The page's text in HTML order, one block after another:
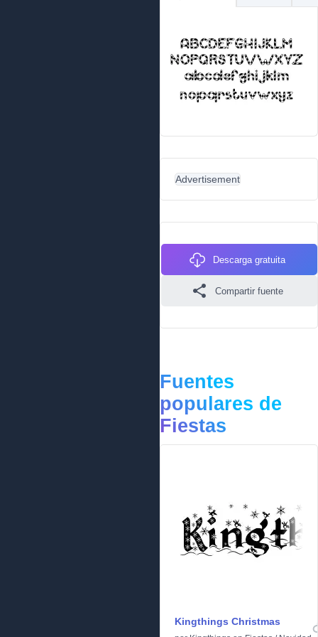
Advertisement
Descarga gratuita
Compartir fuente
Fuentes
populares de
Fiestas
Kingthings Christmas